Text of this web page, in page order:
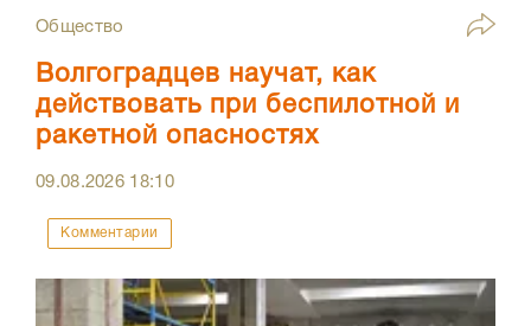
Общество
Волгоградцев научат, как
действовать при беспилотной и
ракетной опасностях
09.08.2026 18:10
Комментарии